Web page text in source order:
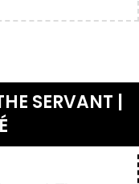
SERVANT |